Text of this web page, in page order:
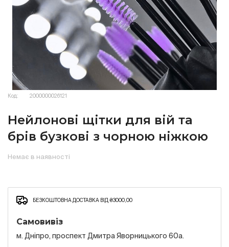
Код: 2000000026121
Нейлонові щітки для вій та
брів бузкові з чорною ніжкою
Немає в наявності
БЕЗКОШТОВНА ДОСТАВКА ВІД ₴3000,00
Самовивіз
м. Дніпро, проспект Дмитра Яворницького 60а.